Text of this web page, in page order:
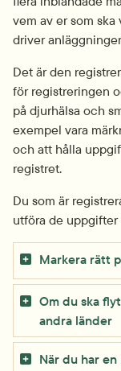
vem av er som ska
driver
Det är den
för registreringen
på djurhälsa och
exempel vara
och att hålla
registret.
Du som är
utföra de uppgifter
Markera rätt
Om du ska
andra länder
När du har